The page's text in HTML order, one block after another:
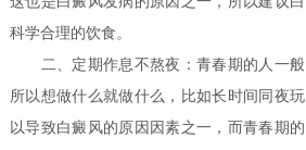
科学合理的饮食。
二、定期作息不熬夜：青春期的人一般
所以想做什么就做什么，比如长时间同夜
以导致白癜风的原因因素之一，而青春期